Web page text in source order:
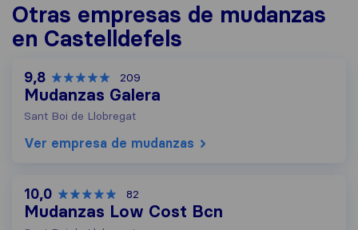
Otras empresas de mudanzas
en Castelldefels
9,8 209
Mudanzas Galera
Sant Boi de Llobregat
Ver empresa de mudanzas
10,0 82
Mudanzas Low Cost Bcn